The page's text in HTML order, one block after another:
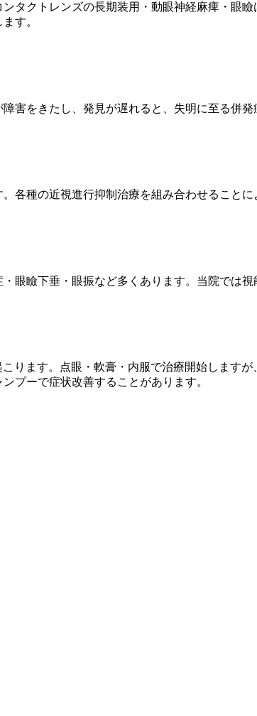
タクトレンズの長期装用・動眼神経麻痺・眼
す。
害をきたし、発見が遅れると、失明に至る併
各種の近視進行抑制治療を組み合わせること
眼瞼下垂・眼振など多くあります。当院では
ります。点眼・軟膏・内服で治療開始します
プーで症状改善することがあります。